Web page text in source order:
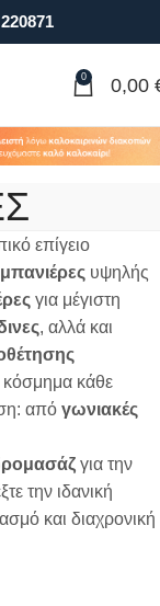
0 0,00
επίγειο
μπανιέρες υψηλής
για μέγιστη
, αλλά και
κόσμημα κάθε
από γωνιακές
για την
την ιδανική
και διαχρονική